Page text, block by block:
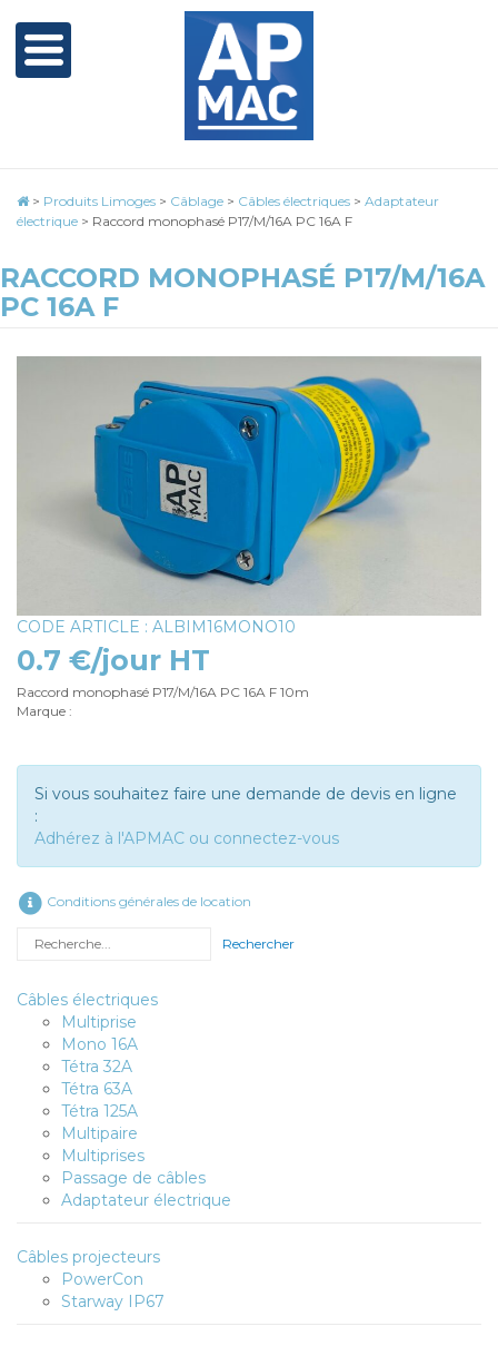
> Produits Limoges > Câblage > Câbles électriques > Adaptateur
électrique > Raccord monophasé P17/M/16A PC 16A F
RACCORD MONOPHASÉ P17/M/16A
PC 16A F
CODE ARTICLE : ALBIM16MONO10
0.7 €/jour HT
Raccord monophasé P17/M/16A PC 16A F 10m
Marque :
Si vous souhaitez faire une demande de devis en ligne
:
Adhérez à l'APMAC ou connectez-vous
Conditions générales de location
Rechercher
Câbles électriques
Multiprise
Mono 16A
Tétra 32A
Tétra 63A
Tétra 125A
Multipaire
Multiprises
Passage de câbles
Adaptateur électrique
Câbles projecteurs
PowerCon
Starway IP67